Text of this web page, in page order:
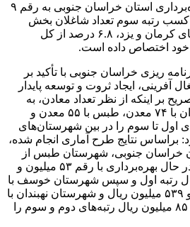
شاغلان معادن در حال بهره‌برداری استان خراسان جنوبی به رقم ۹
و با کسب رتبه سوم تعداد شاغلان بخش
معدن کشور بعد از استان‌های کرمان و یزد، ۶.۸ درصد از کل
خود اختصاص داده است.
ریزی خراسان جنوبی با تأکید بر
آفرینی، ایجاد ثروت و توسعه پایدار
بر اینکه از نظر تعداد معادن، به
ترتیب، شهرستان‌های نهبندان با ۷۴ معدن، طبس با ۵۵ معدن و
رتبه‌های اول تا سوم را در بین شهرستان‌های
براساس نتایج طرح آماری انجام شده،
خراسان جنوبی، شهرستان طبس از
نظر ارزش افزوده معادن در حال بهره‌برداری با رقم ۵۳ میلیون و
میلیون ریال رتبه اول و سپس شهرستان خوسف با
رقم ۶ میلیون و ۵۸۳ هزار و ۵۳۹ میلیون ریال و شهرستان نهبندان با
رقم ۳ هزار و ۶۸۳ هزار و ۸۵۰ میلیون ریال رتبه‌های دوم و سوم را